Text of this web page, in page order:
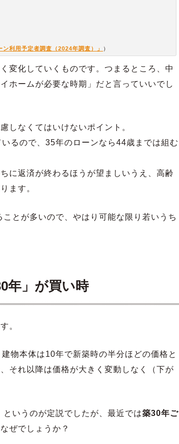
利用予定者調査（2024年調査）」 ）
変化していくものです。つまるところ、中
ホームが必要な時期」だと言っていいでし
しなくてはいけないポイント。
るので、35年のローンなら44歳までは組む
に返済が終わるほうが望ましいうえ、高齢
ます。
とが多いので、やはり可能な限り若いうち
年」が買い時
。
物本体は10年で新築時の半分ほどの価格と
それ以降は価格が大きく変動しなく（下が
いうのが定説でしたが、最近では築30年ご
ぜでしょうか？